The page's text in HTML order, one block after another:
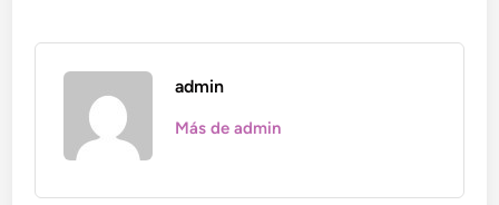
admin
Más de admin